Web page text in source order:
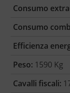
Consumo
Consumo
Efficienza
Peso: 1590 Kg
Cavalli fiscali: